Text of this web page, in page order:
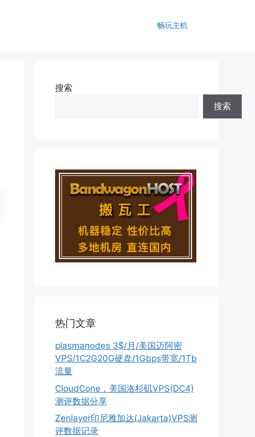
畅玩主机
搜索
搜索
热门文章
plasmanodes 3$/月/美国迈阿密
VPS/1C2G20G硬盘/1Gbps带宽/1Tb
流量
CloudCone，美国洛杉矶VPS(DC4)
测评数据分享
Zenlayer印尼雅加达(Jakarta)VPS测
评数据记录